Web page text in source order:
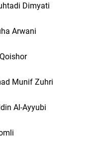
Dimyati
Arwani
Munif Zuhri
Al-Ayyubi